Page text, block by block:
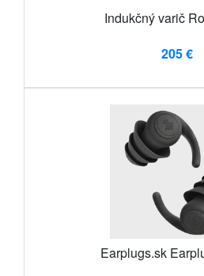
Indukčný varič
205 €
Earplugs.sk